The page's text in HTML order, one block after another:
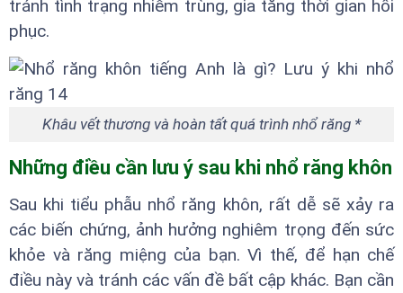
tránh tình trạng nhiễm trùng, gia tăng thời gian hồi
phục.
Khâu vết thương và hoàn tất quá trình nhổ răng *
Những điều cần lưu ý sau khi nhổ răng khôn
Sau khi tiểu phẫu nhổ răng khôn, rất dễ sẽ xảy ra
các biến chứng, ảnh hưởng nghiêm trọng đến sức
khỏe và răng miệng của bạn. Vì thế, để hạn chế
điều này và tránh các vấn đề bất cập khác. Bạn cần